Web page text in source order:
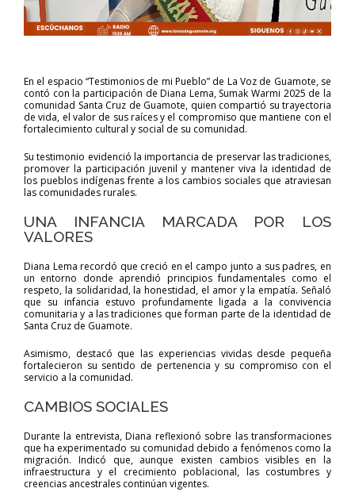
En el espacio “Testimonios de mi Pueblo” de La Voz de Guamote, se
contó con la participación de Diana Lema, Sumak Warmi 2025 de la
comunidad Santa Cruz de Guamote, quien compartió su trayectoria
de vida, el valor de sus raíces y el compromiso que mantiene con el
fortalecimiento cultural y social de su comunidad.
Su testimonio evidenció la importancia de preservar las tradiciones,
promover la participación juvenil y mantener viva la identidad de
los pueblos indígenas frente a los cambios sociales que atraviesan
las comunidades rurales.
UNA INFANCIA MARCADA POR LOS
VALORES
Diana Lema recordó que creció en el campo junto a sus padres, en
un entorno donde aprendió principios fundamentales como el
respeto, la solidaridad, la honestidad, el amor y la empatía. Señaló
que su infancia estuvo profundamente ligada a la convivencia
comunitaria y a las tradiciones que forman parte de la identidad de
Santa Cruz de Guamote.
Asimismo, destacó que las experiencias vividas desde pequeña
fortalecieron su sentido de pertenencia y su compromiso con el
servicio a la comunidad.
CAMBIOS SOCIALES
Durante la entrevista, Diana reflexionó sobre las transformaciones
que ha experimentado su comunidad debido a fenómenos como la
migración. Indicó que, aunque existen cambios visibles en la
infraestructura y el crecimiento poblacional, las costumbres y
creencias ancestrales continúan vigentes.